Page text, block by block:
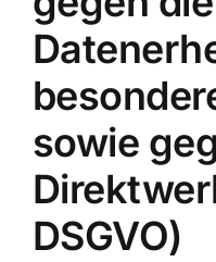
sowie
DSGVO)